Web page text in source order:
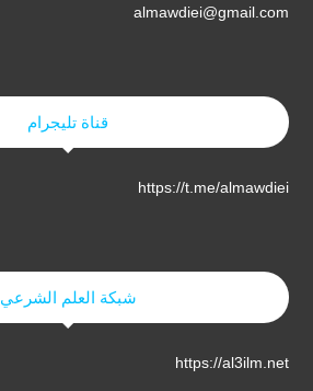
almawdiei@gmail.com
قناة تليجرام
https://t.me/almawdiei
شبكة العلم الشرعي
https://al3ilm.net